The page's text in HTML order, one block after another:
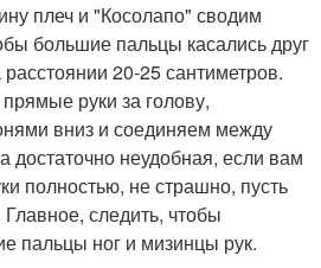
плеч и "Косолапо" сводим
большие пальцы касались друг
20-25 сантиметров.
руки за голову,
вниз и соединяем между
достаточно неудобная, если вам
полностью, не страшно, пусть
следить, чтобы
пальцы ног и мизинцы рук.